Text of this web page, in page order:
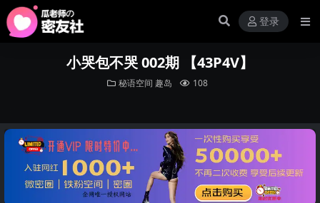
登录
小哭包不哭 002期 【43P4V】
秘语空间 趣岛 108